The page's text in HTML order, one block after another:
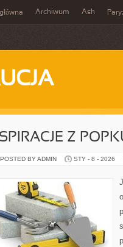
Archiwum Ash
Z
POSTED BY ADMIN STY - 8 - 2026